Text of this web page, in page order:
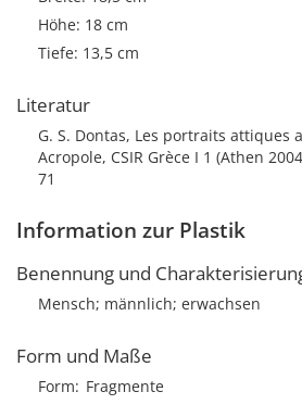
Höhe: 18 cm
Tiefe: 13,5 cm
Literatur
G. S. Dontas, Les portraits attiques
Acropole, CSIR Grèce I 1 (Athen
71
Information zur Plastik
Benennung und
Mensch; männlich; erwachsen
Form und Maße
Form Fragmente